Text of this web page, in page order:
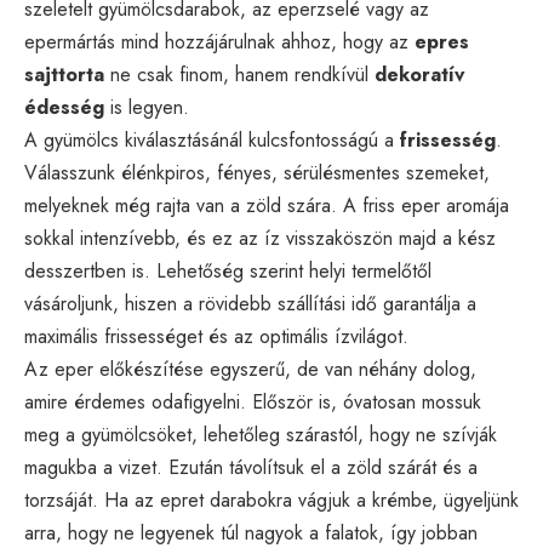
szeletelt gyümölcsdarabok, az eperzselé vagy az
epermártás mind hozzájárulnak ahhoz, hogy az epres
sajttorta ne csak finom, hanem rendkívül dekoratív
édesség is legyen.
A gyümölcs kiválasztásánál kulcsfontosságú a frissesség.
Válasszunk élénkpiros, fényes, sérülésmentes szemeket,
melyeknek még rajta van a zöld szára. A friss eper aromája
sokkal intenzívebb, és ez az íz visszaköszön majd a kész
desszertben is. Lehetőség szerint helyi termelőtől
vásároljunk, hiszen a rövidebb szállítási idő garantálja a
maximális frissességet és az optimális ízvilágot.
Az eper előkészítése egyszerű, de van néhány dolog,
amire érdemes odafigyelni. Először is, óvatosan mossuk
meg a gyümölcsöket, lehetőleg szárastól, hogy ne szívják
magukba a vizet. Ezután távolítsuk el a zöld szárát és a
torzsáját. Ha az epret darabokra vágjuk a krémbe, ügyeljünk
arra, hogy ne legyenek túl nagyok a falatok, így jobban